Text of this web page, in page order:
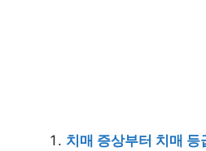
치매 증상부터 치매 등